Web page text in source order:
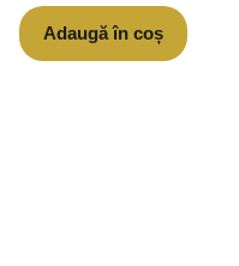
Adaugă în coș